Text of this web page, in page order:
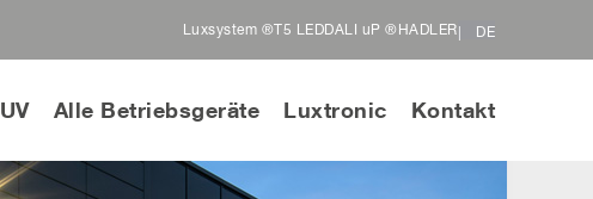
Luxsystem ®T5 LEDDALI uP ®HADLER DE
UV Alle Betriebsgeräte Luxtronic Kontakt